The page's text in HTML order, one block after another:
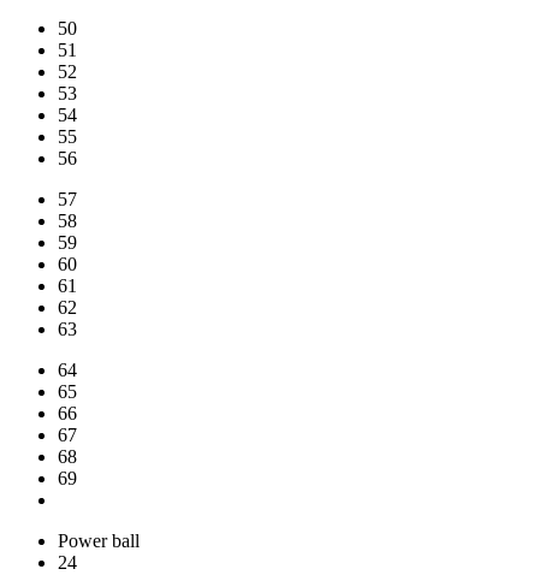
50
51
52
53
54
55
56
57
58
59
60
61
62
63
64
65
66
67
68
69
Power ball
24